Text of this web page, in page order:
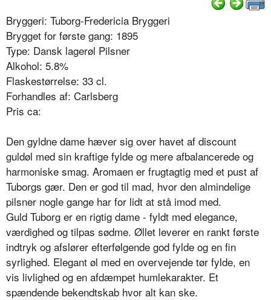
Bryggeri: Tuborg-Fredericia Bryggeri
Brygget for første gang: 1895
Type: Dansk lagerøl Pilsner
Alkohol: 5.8%
Flaskestørrelse: 33 cl.
Forhandles af: Carlsberg
Pris ca:
Den gyldne dame hæver sig over havet af discount
guldøl med sin kraftige fylde og mere afbalancerede og
harmoniske smag. Aromaen er frugtagtig med et pust af
Tuborgs gær. Den er god til mad, hvor den almindelige
pilsner nogle gange har for lidt at stå imod med.
Guld Tuborg er en rigtig dame - fyldt med elegance,
værdighed og tilpas sødme. Øllet leverer en rankt første
indtryk og afslører efterfølgende god fylde og en fin
syrlighed. Elegant øl med en overvejende tør fylde, en
vis livlighed og en afdæmpet humlekarakter. Et
spændende bekendtskab hvor alt kan ske.